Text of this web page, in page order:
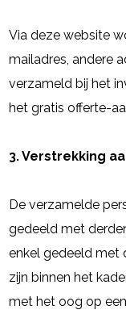
Via deze website
mailadres, andere
verzameld bij het
het gratis offerte-
3. Verstrekking
De verzamelde
gedeeld met
enkel gedeeld met
zijn binnen het
met het oog op